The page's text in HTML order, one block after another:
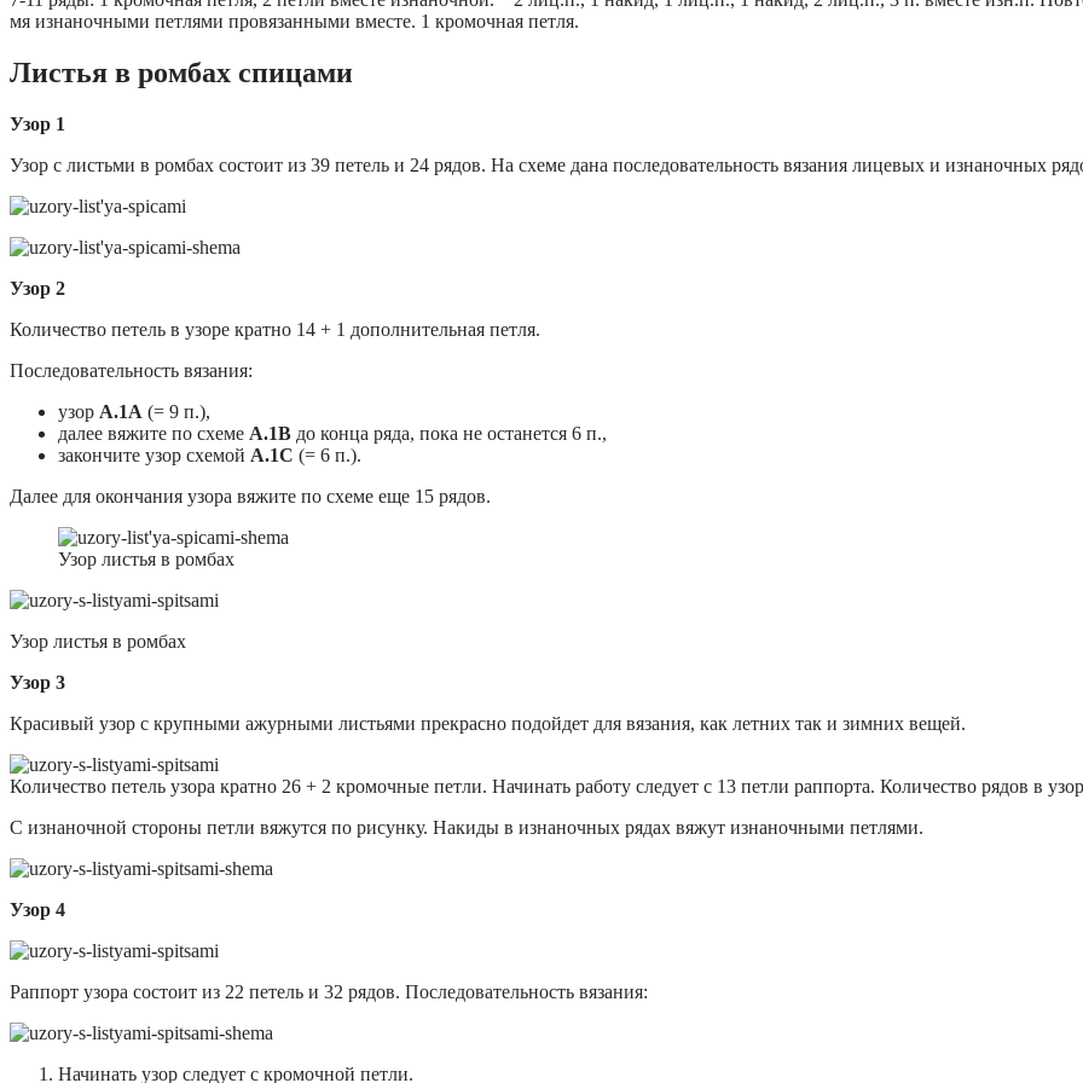
мя изнаночными петлями провязанными вместе. 1 кромочная петля.
Листья в ромбах спицами
Узор 1
Узор с листьми в ромбах состоит из 39 петель и 24 рядов. На схеме дана последовательность вязания лицевых и изнаночных
Узор 2
Количество петель в узоре кратно 14 + 1 дополнительная петля.
Последовательность вязания:
узор A.1A (= 9 п.),
далее вяжите по схеме A.1B до конца ряда, пока не останется 6 п.,
закончите узор схемой A.1C (= 6 п.).
Далее для окончания узора вяжите по схеме еще 15 рядов.
Узор листья в ромбах
Узор листья в ромбах
Узор 3
Красивый узор с крупными ажурными листьями прекрасно подойдет для вязания, как летних так и зимних вещей.
Количество петель узора кратно 26 + 2 кромочные петли. Начинать работу следует с 13 петли раппорта. Количество рядов в
С изнаночной стороны петли вяжутся по рисунку. Накиды в изнаночных рядах вяжут изнаночными петлями.
Узор 4
Раппорт узора состоит из 22 петель и 32 рядов. Последовательность вязания:
Начинать узор следует с кромочной петли.